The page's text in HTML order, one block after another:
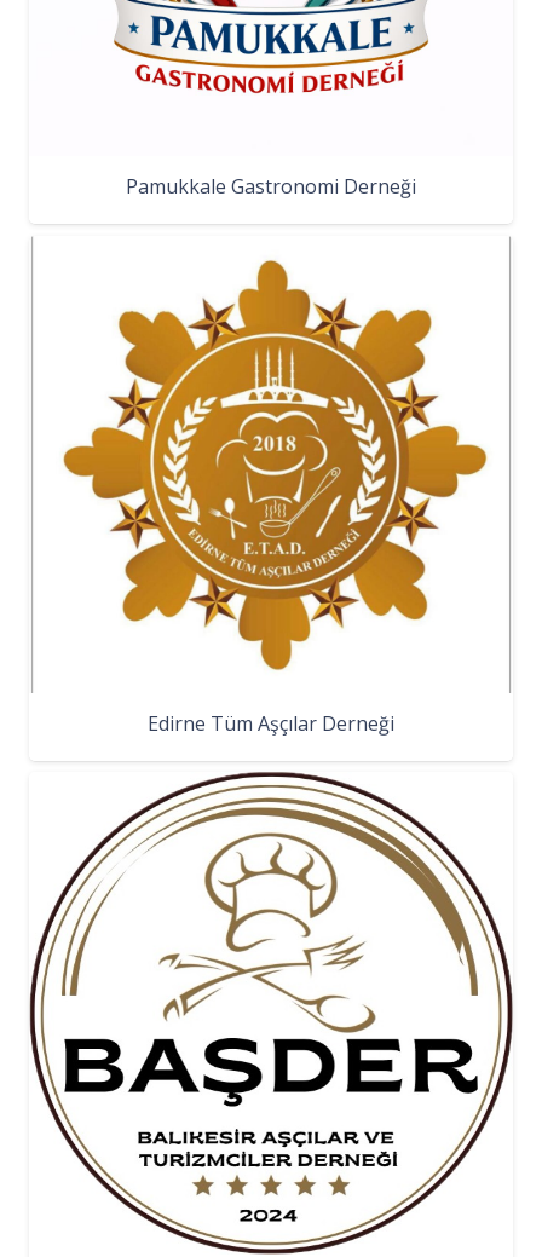
Pamukkale Gastronomi Derneği
Edirne Tüm Aşçılar Derneği